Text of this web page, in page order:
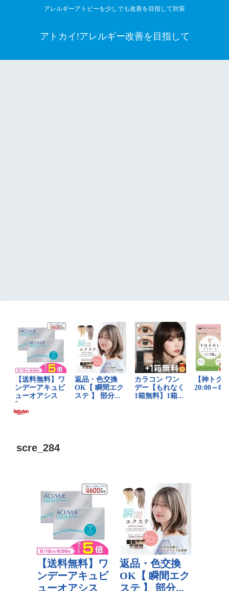
アレルギーアトピーを少しでも改善を目指して対策
アトカイ!アレルギー改善を目指して
scre_284